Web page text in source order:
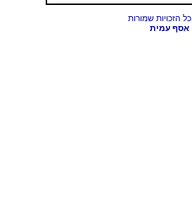
אסף עמית